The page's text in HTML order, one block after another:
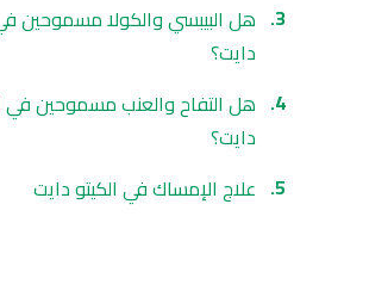
هل البيبسي والكولا مسموحين
دايت؟
هل التفاح والعنب مسموحين في
دايت؟
علاج الإمساك في الكيتو دايت